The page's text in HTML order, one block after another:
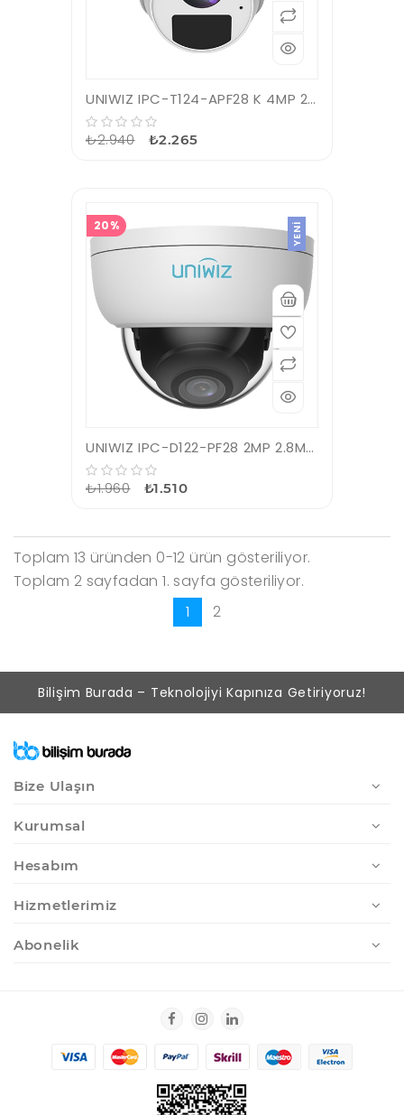
UNIWIZ IPC-T124-APF28 K 4MP 2.8MM H.265 IP67 SMART IR LED IR DOME IP KAMERA
₺2.940 ₺2.265
20% YENI
UNIWIZ IPC-D122-PF28 2MP 2.8MM H.265 IP67 SMART IR LED IR DOME IP KAMERA
₺1.960 ₺1.510
Toplam 13 üründen 0-12 ürün gösteriliyor.
Toplam 2 sayfadan 1. sayfa gösteriliyor.
1
2
Bilişim Burada – Teknolojiyi Kapınıza Getiriyoruz!
Bize Ulaşın
Kurumsal
Hesabım
Hizmetlerimiz
Abonelik